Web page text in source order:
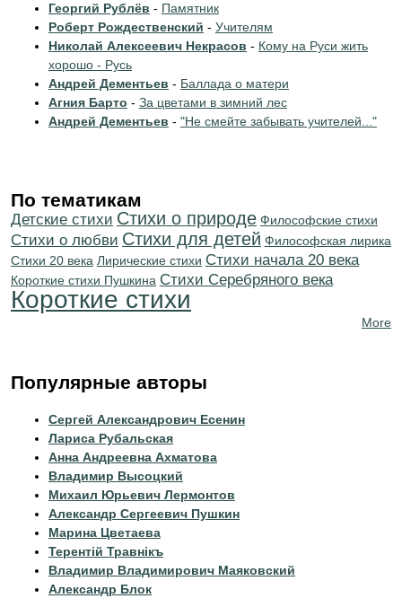
Георгий Рублёв - Памятник
Роберт Рождественский - Учителям
Николай Алексеевич Некрасов - Кому на Руси жить
хорошо - Русь
Андрей Дементьев - Баллада о матери
Агния Барто - За цветами в зимний лес
Андрей Дементьев - "Не смейте забывать учителей..."
По тематикам
Детские стихи Стихи о природе Философские стихи
Стихи о любви Стихи для детей Философская лирика
Стихи 20 века Лирические стихи Cтихи начала 20 века
Короткие стихи Пушкина Cтихи Серебряного века
Короткие стихи
More
Популярные авторы
Сергей Александрович Есенин
Лариса Рубальская
Анна Андреевна Ахматова
Владимир Высоцкий
Михаил Юрьевич Лермонтов
Александр Сергеевич Пушкин
Марина Цветаева
Терентiй Травнiкъ
Владимир Владимирович Маяковский
Александр Блок